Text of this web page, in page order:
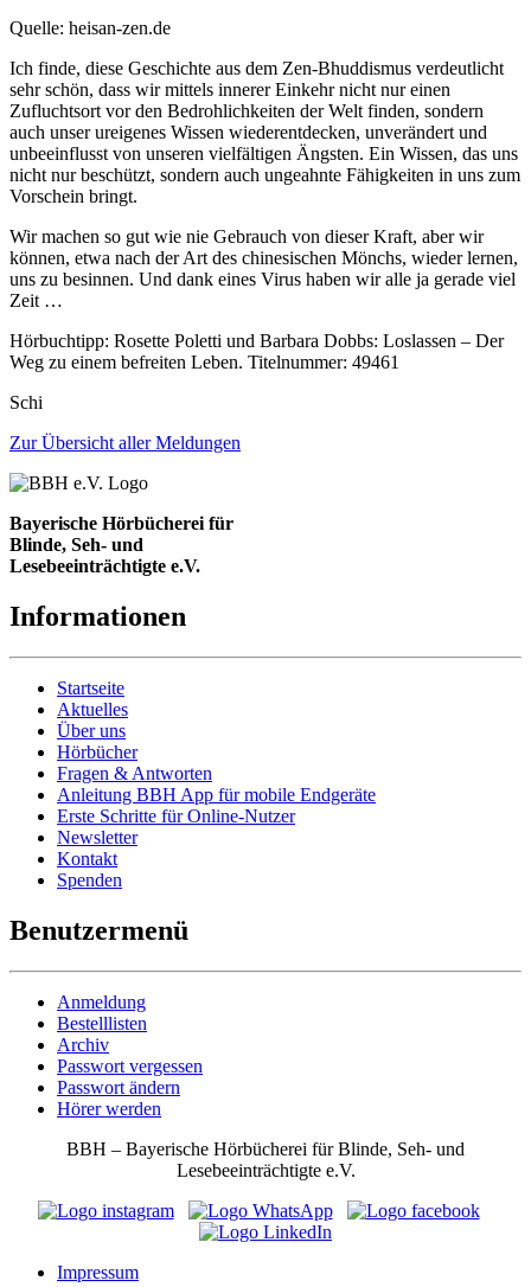
Quelle: heisan-zen.de
Ich finde, diese Geschichte aus dem Zen-Bhuddismus verdeutlicht
sehr schön, dass wir mittels innerer Einkehr nicht nur einen
Zufluchtsort vor den Bedrohlichkeiten der Welt finden, sondern
auch unser ureigenes Wissen wiederentdecken, unverändert und
unbeeinflusst von unseren vielfältigen Ängsten. Ein Wissen, das uns
nicht nur beschützt, sondern auch ungeahnte Fähigkeiten in uns zum
Vorschein bringt.
Wir machen so gut wie nie Gebrauch von dieser Kraft, aber wir
können, etwa nach der Art des chinesischen Mönchs, wieder lernen,
uns zu besinnen. Und dank eines Virus haben wir alle ja gerade viel
Zeit …
Hörbuchtipp: Rosette Poletti und Barbara Dobbs: Loslassen – Der
Weg zu einem befreiten Leben. Titelnummer: 49461
Schi
Zur Übersicht aller Meldungen
Bayerische Hörbücherei für
Blinde, Seh- und
Lesebeeinträchtigte e.V.
Informationen
Startseite
Aktuelles
Über uns
Hörbücher
Fragen & Antworten
Anleitung BBH App für mobile Endgeräte
Erste Schritte für Online-Nutzer
Newsletter
Kontakt
Spenden
Benutzermenü
Anmeldung
Bestelllisten
Archiv
Passwort vergessen
Passwort ändern
Hörer werden
BBH – Bayerische Hörbücherei für Blinde, Seh- und
Lesebeeinträchtigte e.V.
Impressum